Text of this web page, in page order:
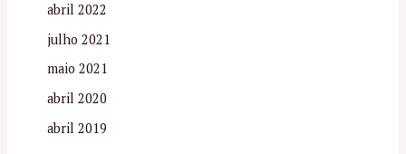
abril 2022
julho 2021
maio 2021
abril 2020
abril 2019